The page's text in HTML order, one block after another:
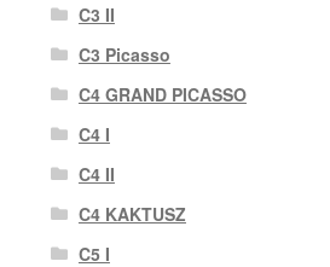
C3 II
C3 Picasso
C4 GRAND PICASSO
C4 I
C4 II
C4 KAKTUSZ
C5 I